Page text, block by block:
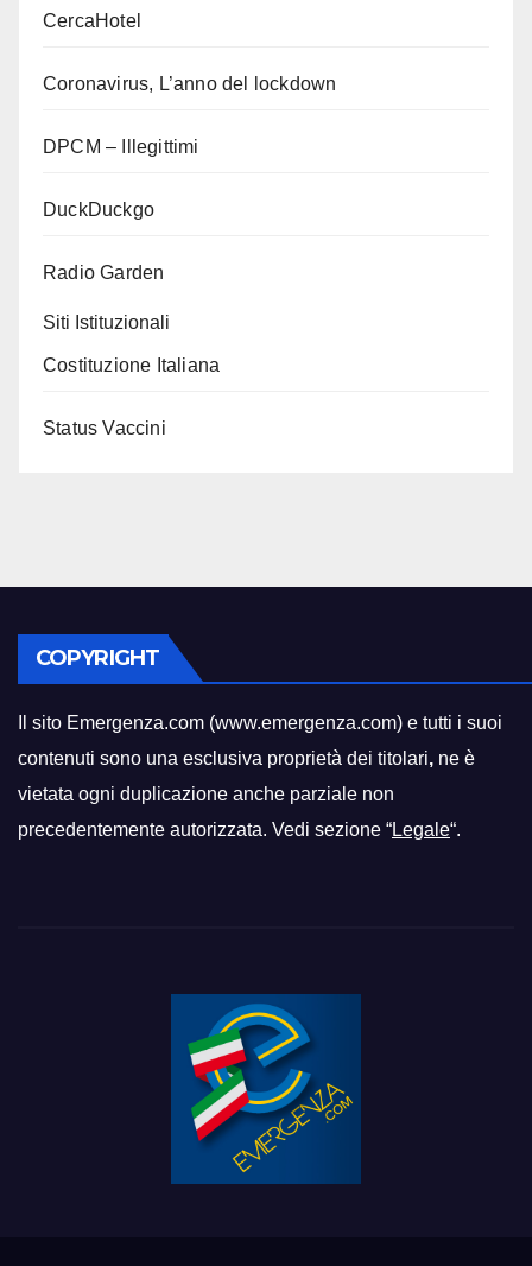
CercaHotel
Coronavirus, L’anno del lockdown
DPCM – Illegittimi
DuckDuckgo
Radio Garden
Siti Istituzionali
Costituzione Italiana
Status Vaccini
COPYRIGHT
Il sito Emergenza.com (www.emergenza.com) e tutti i suoi
contenuti sono una esclusiva proprietà dei titolari, ne è
vietata ogni duplicazione anche parziale non
precedentemente autorizzata. Vedi sezione “Legale“.